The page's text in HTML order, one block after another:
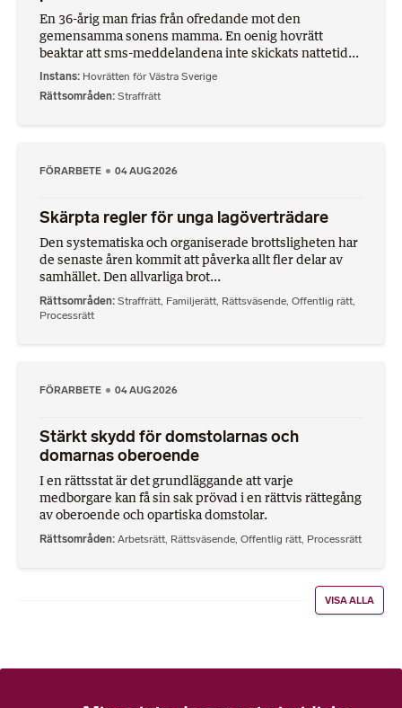
En 36-årig man frias från ofredande mot den
gemensamma sonens mamma. En oenig hovrätt
beaktar att sms-meddelandena inte skickats nattetid...
Instans Hovrätten för Västra Sverige
Rättsområden Straffrätt
FÖRARBETE 04 AUG 2026
Skärpta regler för unga lagöverträdare
Den systematiska och organiserade brottsligheten har
de senaste åren kommit att påverka allt fler delar av
samhället. Den allvarliga brot...
Rättsområden Straffrätt, Familjerätt, Rättsväsende, Offentlig rätt,
Processrätt
FÖRARBETE 04 AUG 2026
Stärkt skydd för domstolarnas och
domarnas oberoende
I en rättsstat är det grundläggande att varje
medborgare kan få sin sak prövad i en rättvis rättegång
av oberoende och opartiska domstolar.
Rättsområden Arbetsrätt Rättsväsende Offentlig rätt Processrätt
VISA ALLA